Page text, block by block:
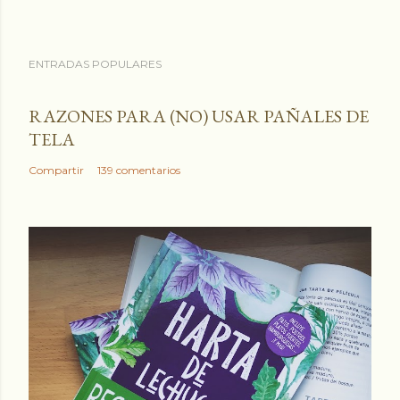
ENTRADAS POPULARES
RAZONES PARA (NO) USAR PAÑALES DE
TELA
Compartir 139 comentarios